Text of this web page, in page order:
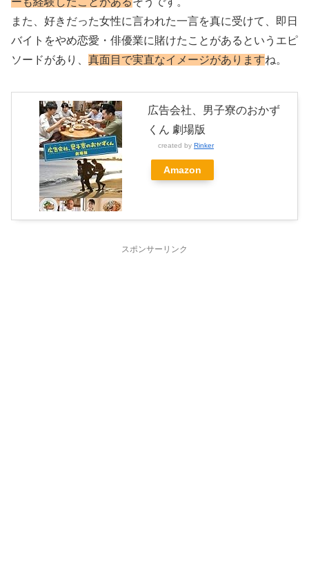
また、好きだった女性に言われた一言を真に受けて、即日
バイトをやめ恋愛・俳優業に賭けたことがあるというエピ
ソードがあり、 真面目で実直なイメージがありますね。
広告会社、男子寮のおかず
くん 劇場版
created by Rinker
Amazon
スポンサーリンク